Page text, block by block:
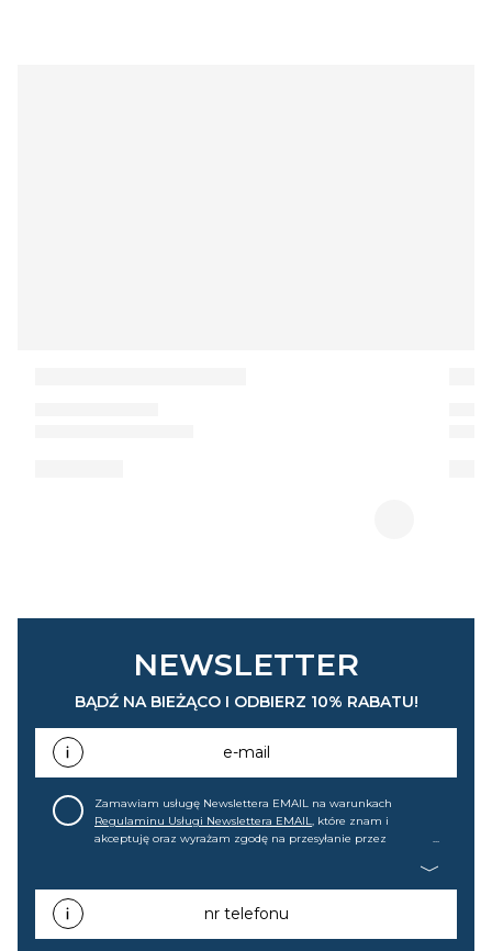
NEWSLETTER
BĄDŹ NA BIEŻĄCO I ODBIERZ 10% RABATU!
e-mail
Zamawiam usługę Newslettera EMAIL na warunkach
Regulaminu Usługi Newslettera EMAIL, które znam i
akceptuję oraz wyrażam zgodę na przesyłanie przez
promocjach, wyprzedażach). Wiem, że mogę tę zgodę w
każdej chwili cofnąć.nr telefonu